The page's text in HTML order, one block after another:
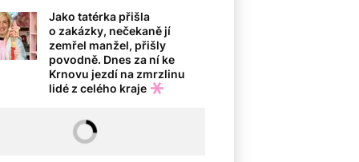
Jako tatérka přišla
o zakázky, nečekaně jí
zemřel manžel, přišly
povodně. Dnes za ní ke
Krnovu jezdí na zmrzlinu
lidé z celého kraje